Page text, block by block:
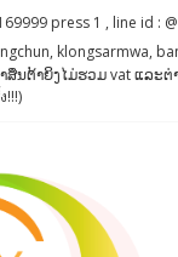
press 1 , line id :
klongsarmwa,
ສຶນຕ້າຍິງໄມ່ຮວມ vat ແລະ
!!!)